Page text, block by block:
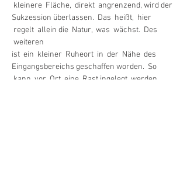
kleinere  Fläche,  direkt  angrenzend, wird der
Sukzession überlassen.  Das  heißt,  hier
regelt  allein die  Natur,  was  wächst.  Des
weiteren
ist  ein  kleiner  Ruheort  in  der  Nähe  des
Eingangsbereichs geschaffen worden.  So
kann  vor  Ort  eine  Rast ingelegt  werden.